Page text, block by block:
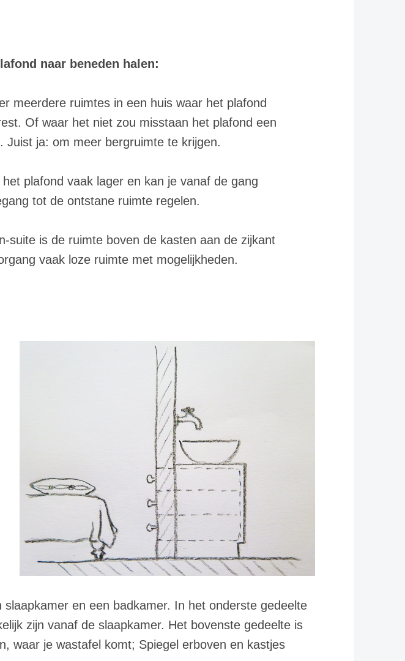
naar beneden halen:
meerdere ruimtes in een huis waar het plafond
Of waar het niet zou misstaan het plafond een
Juist ja: om meer bergruimte te krijgen.
plafond vaak lager en kan je vanaf de gang
tot de ontstane ruimte regelen.
suite is de ruimte boven de kasten aan de zijkant
vaak loze ruimte met mogelijkheden.
en een badkamer. In het onderste gedeelte
zijn vanaf de slaapkamer. Het bovenste gedeelte is
waar je wastafel komt; Spiegel erboven en kastjes